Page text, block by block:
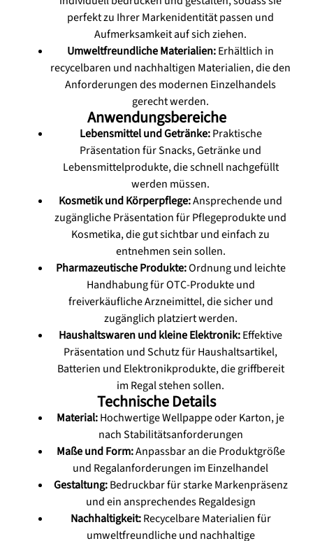
perfekt zu Ihrer Markenidentität passen und
Aufmerksamkeit auf sich ziehen.
Umweltfreundliche Materialien:Erhältlich in
recycelbaren und nachhaltigen Materialien, die den
Anforderungen des modernen Einzelhandels
gerecht werden.
Anwendungsbereiche
Lebensmittel und Getränke:Praktische
Präsentation für Snacks, Getränke und
Lebensmittelprodukte, die schnell nachgefüllt
werden müssen.
Kosmetik und Körperpflege:Ansprechende und
zugängliche Präsentation für Pflegeprodukte und
Kosmetika, die gut sichtbar und einfach zu
entnehmen sein sollen.
Pharmazeutische Produkte:Ordnung und leichte
Handhabung für OTC-Produkte und
freiverkäufliche Arzneimittel, die sicher und
zugänglich platziert werden.
Haushaltswaren und kleine Elektronik:Effektive
Präsentation und Schutz für Haushaltsartikel,
Batterien und Elektronikprodukte, die griffbereit
im Regal stehen sollen.
Technische Details
Material:Hochwertige Wellpappe oder Karton, je
nach Stabilitätsanforderungen
Maße und Form:Anpassbar an die Produktgröße
und Regalanforderungen im Einzelhandel
Gestaltung:Bedruckbar für starke Markenpräsenz
und ein ansprechendes Regaldesign
Nachhaltigkeit:Recycelbare Materialien für
umweltfreundliche und nachhaltige